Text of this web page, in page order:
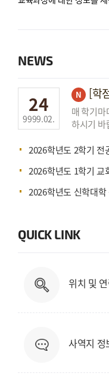
NEWS
N [학점관
매 학기마
하시기 바랍니다. ■ 체험
사범대학
9999.02.
24
2026학년도 2학기 전
2026학년도 1학기 교
2026학년도 신학대학
QUICK LINK
위치 및
사역지 정